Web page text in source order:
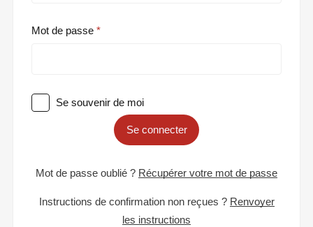
Mot de passe
Se souvenir de moi
Se connecter
Mot de passe oublié ? Récupérer votre mot de passe
Instructions de confirmation non reçues ? Renvoyer
les instructions